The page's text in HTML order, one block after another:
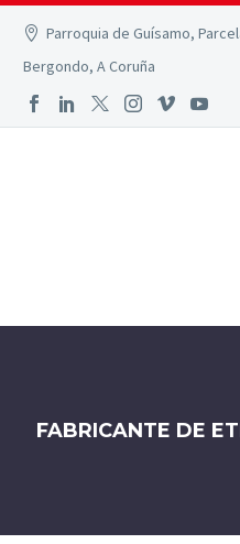
Parroquia de Guísamo,
Bergondo, A Coruña
FABRICANTE DE